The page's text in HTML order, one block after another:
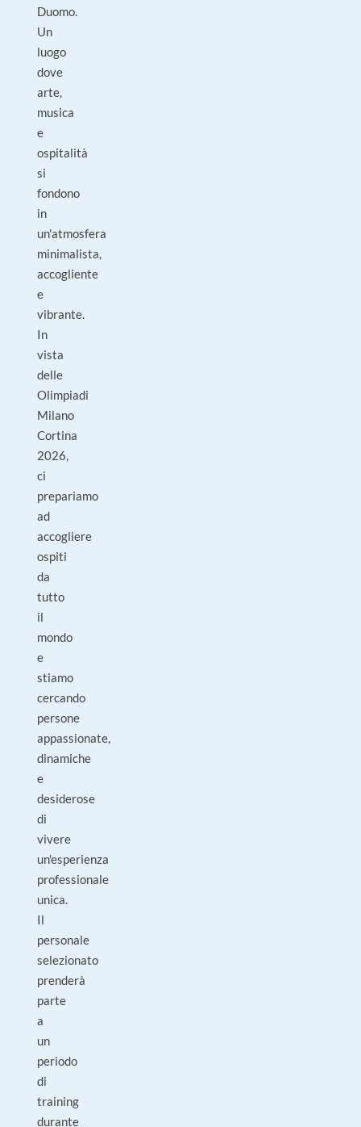
Duomo.
Un
luogo
dove
arte,
musica
e
ospitalità
si
fondono
in
un'atmosfera
minimalista,
accogliente
e
vibrante.
In
vista
delle
Olimpiadi
Milano
Cortina
2026,
ci
prepariamo
ad
accogliere
ospiti
da
tutto
il
mondo
e
stiamo
cercando
persone
appassionate,
dinamiche
e
desiderose
di
vivere
un'esperienza
professionale
unica.
Il
personale
selezionato
prenderà
parte
a
un
periodo
di
training
durante